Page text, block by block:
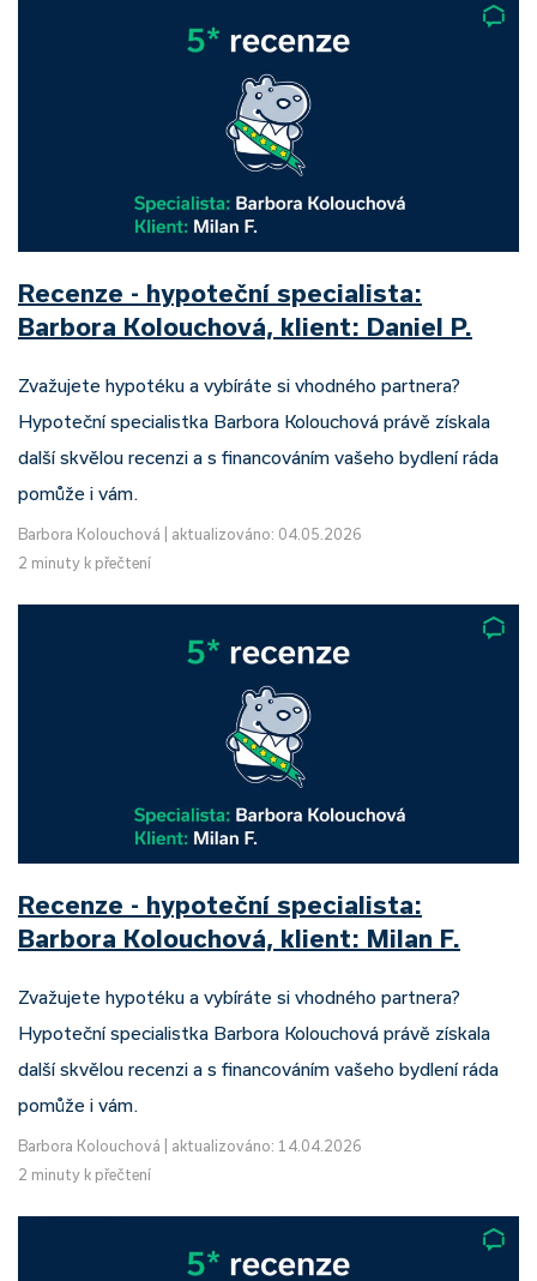
Recenze - hypoteční specialista:
Barbora Kolouchová, klient: Daniel P.
Zvažujete hypotéku a vybíráte si vhodného partnera?
Hypoteční specialistka Barbora Kolouchová právě získala
další skvělou recenzi a s financováním vašeho bydlení ráda
pomůže i vám.
Barbora Kolouchová
aktualizováno: 04.05.2026
2 minuty k přečtení
Recenze - hypoteční specialista:
Barbora Kolouchová, klient: Milan F.
Zvažujete hypotéku a vybíráte si vhodného partnera?
Hypoteční specialistka Barbora Kolouchová právě získala
další skvělou recenzi a s financováním vašeho bydlení ráda
pomůže i vám.
Barbora Kolouchová
aktualizováno: 14.04.2026
2 minuty k přečtení